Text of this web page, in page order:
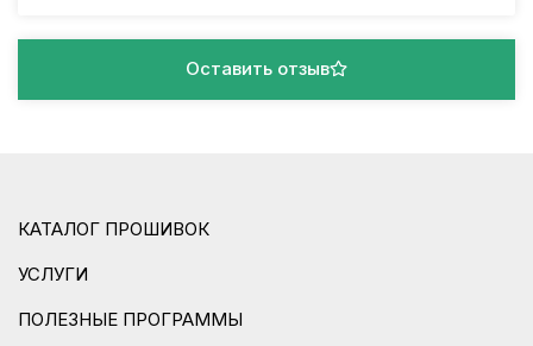
Оставить отзыв
КАТАЛОГ ПРОШИВОК
УСЛУГИ
ПОЛЕЗНЫЕ ПРОГРАММЫ